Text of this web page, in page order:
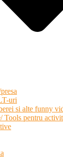
uri
si alte funny
Tools pentru